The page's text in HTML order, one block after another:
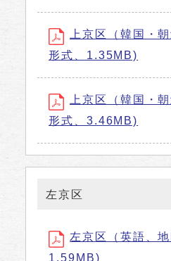
上京区（韓国・
形式、1.35MB)
上京区（韓国・
形式、3.46MB)
左京区
左京区（英語、
1.59MB)